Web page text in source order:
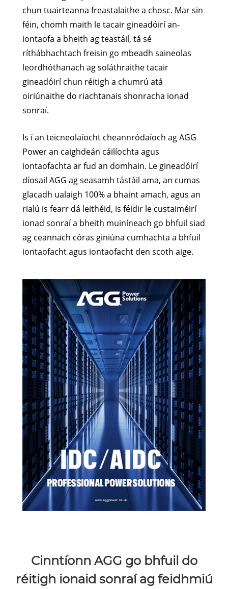
chun tuairteanna freastalaithe a chosc. Mar sin
féin, chomh maith le tacair gineadóirí an-
iontaofa a bheith ag teastáil, tá sé
ríthábhachtach freisin go mbeadh saineolas
leordhóthanach ag soláthraithe tacair
gineadóirí chun réitigh a chumrú atá
oiriúnaithe do riachtanais shonracha ionad
sonraí.
Is í an teicneolaíocht cheannródaíoch ag AGG
Power an caighdeán cáilíochta agus
iontaofachta ar fud an domhain. Le gineadóirí
díosail AGG ag seasamh tástáil ama, an cumas
glacadh ualaigh 100% a bhaint amach, agus an
rialú is fearr dá leithéid, is féidir le custaiméirí
ionad sonraí a bheith muiníneach go bhfuil siad
ag ceannach córas giniúna cumhachta a bhfuil
iontaofacht agus iontaofacht den scoth aige.
Cinntíonn AGG go bhfuil do
réitigh ionaid sonraí ag feidhmiú